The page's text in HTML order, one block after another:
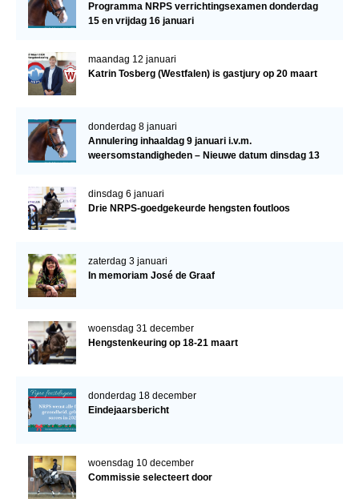
Programma NRPS verrichtingsexamen donderdag
15 en vrijdag 16 januari
maandag 12 januari
Katrin Tosberg (Westfalen) is gastjury op 20 maart
donderdag 8 januari
Annulering inhaaldag 9 januari i.v.m.
weersomstandigheden – Nieuwe datum dinsdag 13
dinsdag 6 januari
Drie NRPS-goedgekeurde hengsten foutloos
zaterdag 3 januari
In memoriam José de Graaf
woensdag 31 december
Hengstenkeuring op 18-21 maart
donderdag 18 december
Eindejaarsbericht
woensdag 10 december
Commissie selecteert door